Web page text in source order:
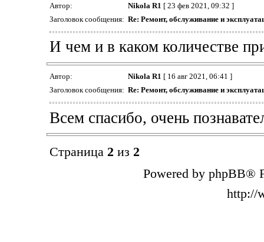
Автор: Nikola R1 [ 23 фев 2021, 09:32 ]
Заголовок сообщения: Re: Ремонт, обслуживание и
И чем и в каком количестве
Автор: Nikola R1 [ 16 авг 2021, 06:41 ]
Заголовок сообщения: Re: Ремонт, обслуживание и
Всем спасибо, очень
Страница 2 из 2
Powered by phpBB®
http://